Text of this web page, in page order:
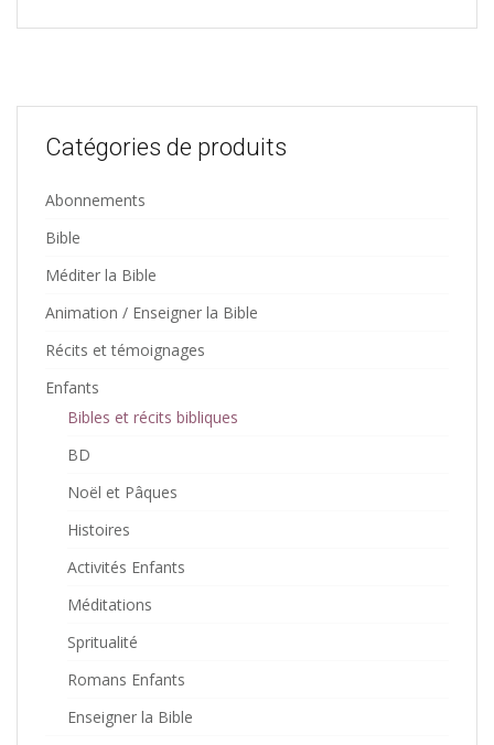
Catégories de produits
Abonnements
Bible
Méditer la Bible
Animation / Enseigner la Bible
Récits et témoignages
Enfants
Bibles et récits bibliques
BD
Noël et Pâques
Histoires
Activités Enfants
Méditations
Spritualité
Romans Enfants
Enseigner la Bible